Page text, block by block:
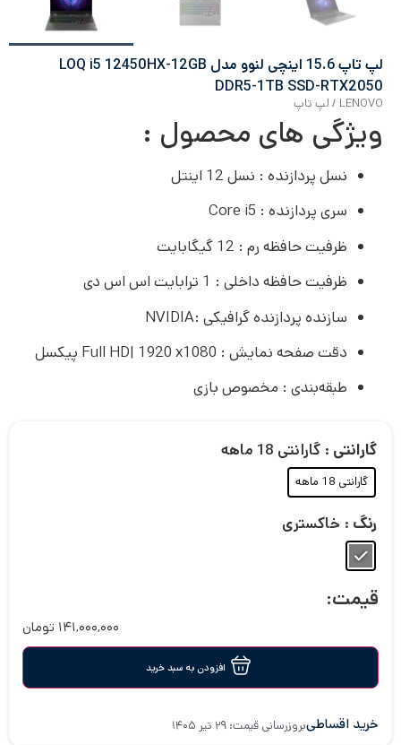
لپ تاپ 15.6 اینچی لنوو مدل LOQ i5 12450HX-12GB
DDR5-1TB SSD-RTX2050
LENOVO
/ لپ تاپ
ویژگی های محصول :
نسل پردازنده : نسل 12 اینتل
سری پردازنده : Core i5
ظرفیت حافظه رم : 12 گیگابایت
ظرفیت حافظه داخلی : 1 ترابایت اس اس دی
سازنده پردازنده گرافیکی :NVIDIA
دقت صفحه نمایش : Full HD| 1920 x1080 پیکسل
طبقه‌بندی : مخصوص بازی
گارانتی : گارانتی 18 ماهه
گارانتی 18 ماهه
رنگ : خاکستری
قیمت:
۱۴۱,۰۰۰,۰۰۰ تومان
افزودن به سبد خرید
خرید اقساطیبروزرسانی قیمت: ۲۹ تیر ۱۴۰۵